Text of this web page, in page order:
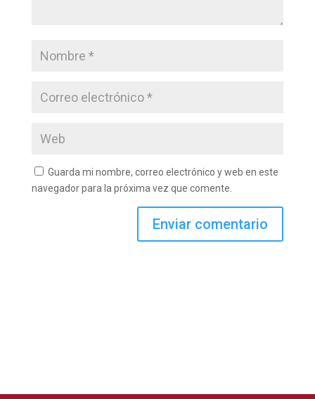
Guarda mi nombre, correo electrónico y web en este
navegador para la próxima vez que comente.